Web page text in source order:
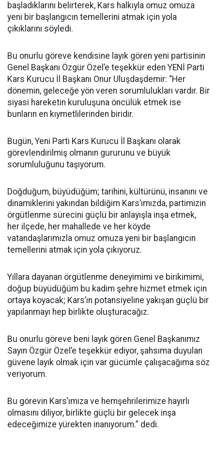
başladıklarını belirterek, Kars halkıyla omuz omuza
yeni bir başlangıcın temellerini atmak için yola
çıkıklarını söyledi.
Bu onurlu göreve kendisine layık gören yeni partisinin
Genel Başkanı Özgür Özel’e teşekkür eden YENİ Parti
Kars Kurucu İl Başkanı Onur Uluşdaşdemir: “Her
dönemin, geleceğe yön veren sorumlulukları vardır. Bir
siyasi hareketin kuruluşuna öncülük etmek ise
bunların en kıymetlilerinden biridir.
Bugün, Yeni Parti Kars Kurucu İl Başkanı olarak
görevlendirilmiş olmanın gururunu ve büyük
sorumluluğunu taşıyorum.
Doğduğum, büyüdüğüm; tarihini, kültürünü, insanını ve
dinamiklerini yakından bildiğim Kars’ımızda, partimizin
örgütlenme sürecini güçlü bir anlayışla inşa etmek,
her ilçede, her mahallede ve her köyde
vatandaşlarımızla omuz omuza yeni bir başlangıcın
temellerini atmak için yola çıkıyoruz.
Yıllara dayanan örgütlenme deneyimimi ve birikimimi,
doğup büyüdüğüm bu kadim şehre hizmet etmek için
ortaya koyacak; Kars’ın potansiyeline yakışan güçlü bir
yapılanmayı hep birlikte oluşturacağız.
Bu onurlu göreve beni layık gören Genel Başkanımız
Sayın Özgür Özel’e teşekkür ediyor, şahsıma duyulan
güvene layık olmak için var gücümle çalışacağıma söz
veriyorum.
Bu görevin Kars’ımıza ve hemşehrilerimize hayırlı
olmasını diliyor, birlikte güçlü bir gelecek inşa
edeceğimize yürekten inanıyorum.” dedi.